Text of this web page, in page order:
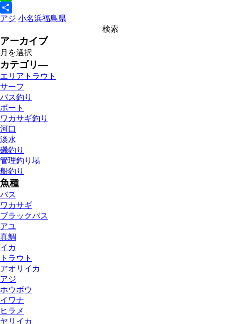
Line
共
アジ 小名浜福島県
アーカイブ
カテゴリ―
エリアトラウト
サーフ
バス釣り
ボート
ワカサギ釣り
河口
淡水
磯釣り
管理釣り場
船釣り
魚種
バス
ワカサギ
ブラックバス
アユ
真鯛
イカ
トラウト
アオリイカ
アジ
ホウボウ
イワナ
ヒラメ
ヤリイカ